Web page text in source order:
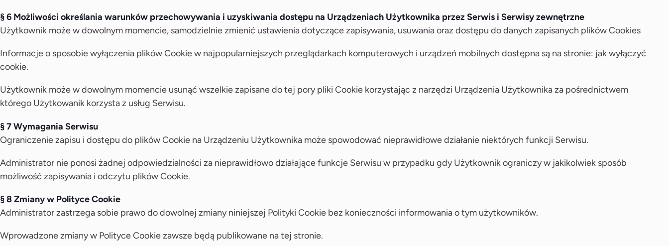
§ 6 Możliwości określania warunków przechowywania i uzyskiwania dostępu na Urządzeniach Użytkownika przez Serwis i Serwisy zewnętrzne
Użytkownik może w dowolnym momencie, samodzielnie zmienić ustawienia dotyczące zapisywania, usuwania oraz dostępu do danych zapisanych plików Cookies
Informacje o sposobie wyłączenia plików Cookie w najpopularniejszych przeglądarkach komputerowych i urządzeń mobilnych dostępna są na stronie: jak wyłączyć
cookie.
Użytkownik może w dowolnym momencie usunąć wszelkie zapisane do tej pory pliki Cookie korzystając z narzędzi Urządzenia Użytkownika za pośrednictwem
którego Użytkowanik korzysta z usług Serwisu.
§ 7 Wymagania Serwisu
Ograniczenie zapisu i dostępu do plików Cookie na Urządzeniu Użytkownika może spowodować nieprawidłowe działanie niektórych funkcji Serwisu.
Administrator nie ponosi żadnej odpowiedzialności za nieprawidłowo działające funkcje Serwisu w przypadku gdy Użytkownik ograniczy w jakikolwiek sposób
możliwość zapisywania i odczytu plików Cookie.
§ 8 Zmiany w Polityce Cookie
Administrator zastrzega sobie prawo do dowolnej zmiany niniejszej Polityki Cookie bez konieczności informowania o tym użytkowników.
Wprowadzone zmiany w Polityce Cookie zawsze będą publikowane na tej stronie.